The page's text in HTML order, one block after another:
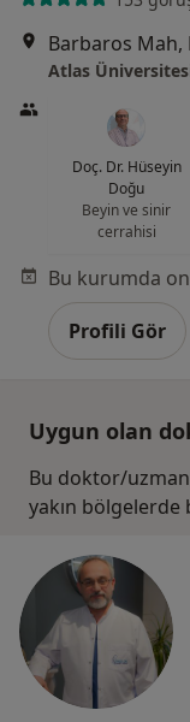
Atlas
Doç. Dr. Hüseyin
Doğu
Beyin ve sinir
cerrahisi
Profili Gör
Uygun olan
Bu doktor/
yakın bölgelerde